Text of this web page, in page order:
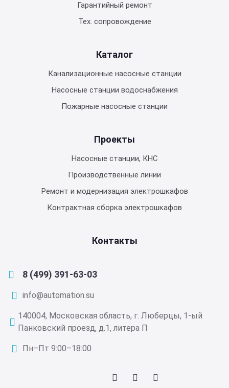
Гарантийный ремонт
Тех. сопровождение
Каталог
Канализационные насосные станции
Насосные станции водоснабжения
Пожарные насосные станции
Проекты
Насосные станции, КНС
Производственные линии
Ремонт и модернизация электрошкафов
Контрактная сборка электрошкафов
Контакты
8 (499) 391-63-03
info@automation.su
140004, Московская область, г. Люберцы, 1-ый
Панковский проезд, д.1, литера П
Пн–Пт 9:00–18:00